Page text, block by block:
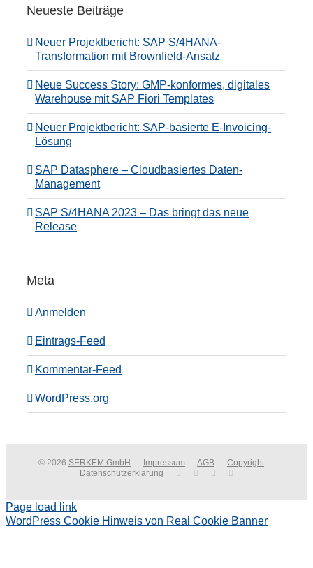
Neueste Beiträge
Neuer Projektbericht: SAP S/4HANA-
Transformation mit Brownfield-Ansatz
Neue Success Story: GMP-konformes, digitales
Warehouse mit SAP Fiori Templates
Neuer Projektbericht: SAP-basierte E-Invoicing-
Lösung
SAP Datasphere – Cloudbasiertes Daten-
Management
SAP S/4HANA 2023 – Das bringt das neue
Release
Meta
Anmelden
Eintrags-Feed
Kommentar-Feed
WordPress.org
© 2026 SERKEM GmbH Impressum AGB
Copyright
Datenschutzerklärung
Page load link
WordPress Cookie Hinweis von Real Cookie Banner